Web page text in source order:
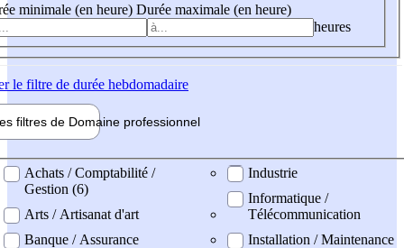
minimale (en heure) Durée maximale (en heure)
heures
le filtre de durée hebdomadaire
filtres de Domaine professionnel
professionel
Achats / Comptabilité /
Gestion (6)
Arts / Artisanat d'art
Banque / Assurance
Industrie
Informatique /
Télécommunication
Installation / Maintenance